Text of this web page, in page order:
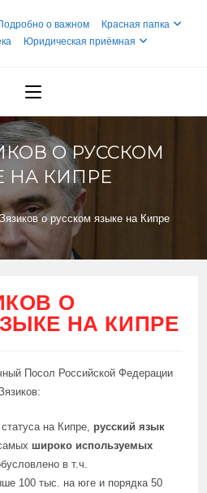
о важном
Красная папка
Юридическая приёмная
О РУССКОМ
НА КИПРЕ
о русском языке на Кипре
О
НА КИПРЕ
Посол Российской Федерации
на Кипре, русский язык
широко используемых
в т.ч.
100 тыс. на юге и порядка 50